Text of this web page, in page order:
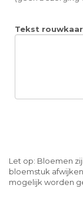
Tekst
Let op: Bloemen
bloemstuk
mogelijk worden